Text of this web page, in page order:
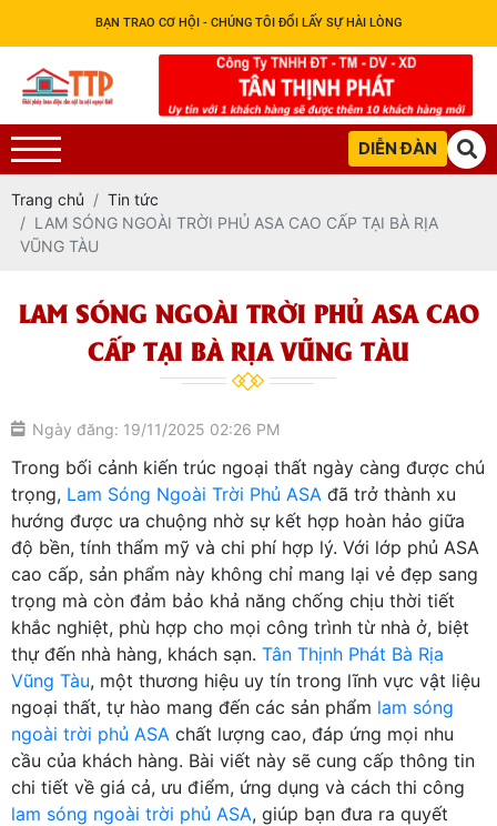
BẠN TRAO CƠ HỘI - CHÚNG TÔI ĐỔI LẤY SỰ HÀI LÒNG
DIỄN ĐÀN
Trang chủ
Tin tức
LAM SÓNG NGOÀI TRỜI PHỦ ASA CAO CẤP TẠI BÀ RỊA
VŨNG TÀU
LAM SÓNG NGOÀI TRỜI PHỦ ASA CAO
CẤP TẠI BÀ RỊA VŨNG TÀU
Ngày đăng: 19/11/2025 02:26 PM
Trong bối cảnh kiến trúc ngoại thất ngày càng được chú
trọng, Lam Sóng Ngoài Trời Phủ ASA đã trở thành xu
hướng được ưa chuộng nhờ sự kết hợp hoàn hảo giữa
độ bền, tính thẩm mỹ và chi phí hợp lý. Với lớp phủ ASA
cao cấp, sản phẩm này không chỉ mang lại vẻ đẹp sang
trọng mà còn đảm bảo khả năng chống chịu thời tiết
khắc nghiệt, phù hợp cho mọi công trình từ nhà ở, biệt
thự đến nhà hàng, khách sạn. Tân Thịnh Phát Bà Rịa
Vũng Tàu, một thương hiệu uy tín trong lĩnh vực vật liệu
ngoại thất, tự hào mang đến các sản phẩm lam sóng
ngoài trời phủ ASA chất lượng cao, đáp ứng mọi nhu
cầu của khách hàng. Bài viết này sẽ cung cấp thông tin
chi tiết về giá cả, ưu điểm, ứng dụng và cách thi công
lam sóng ngoài trời phủ ASA, giúp bạn đưa ra quyết